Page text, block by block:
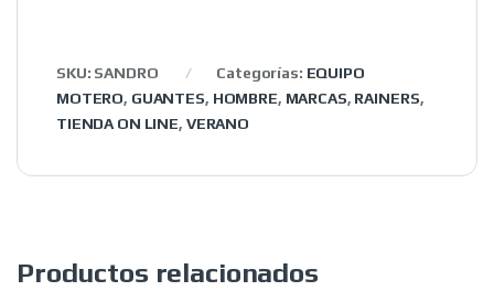
SKU: SANDRO Categorías: EQUIPO
MOTERO, GUANTES, HOMBRE, MARCAS, RAINERS,
TIENDA ON LINE, VERANO
Productos relacionados